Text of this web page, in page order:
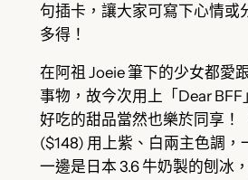
句插卡，讓大家可寫下心情或
多得！
在阿祖 Joeie 筆下的少女都愛
事物，故今次用上「Dear
好吃的甜品當然也樂於同享！
($148) 用上紫、白兩主色調，
一邊是日本 3.6 牛奶製的刨冰